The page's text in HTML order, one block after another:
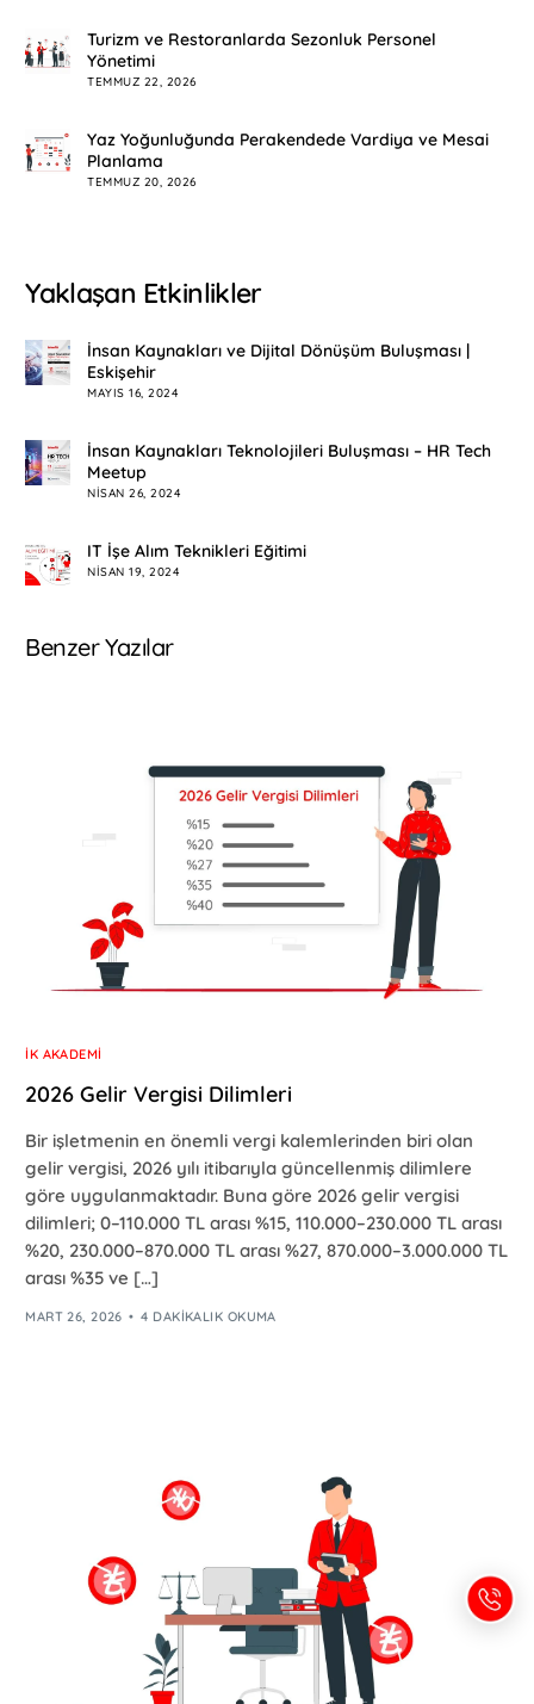
Turizm ve Restoranlarda Sezonluk Personel
Yönetimi
TEMMUZ 22, 2026
Yaz Yoğunluğunda Perakendede Vardiya ve Mesai
Planlama
TEMMUZ 20, 2026
Yaklaşan Etkinlikler
İnsan Kaynakları ve Dijital Dönüşüm Buluşması |
Eskişehir
MAYIS 16, 2024
İnsan Kaynakları Teknolojileri Buluşması – HR Tech
Meetup
NISAN 26, 2024
IT İşe Alım Teknikleri Eğitimi
NISAN 19, 2024
Benzer Yazılar
İK AKADEMI
2026 Gelir Vergisi Dilimleri
Bir işletmenin en önemli vergi kalemlerinden biri olan
gelir vergisi, 2026 yılı itibarıyla güncellenmiş dilimlere
göre uygulanmaktadır. Buna göre 2026 gelir vergisi
dilimleri; 0–110.000 TL arası %15, 110.000–230.000 TL arası
%20, 230.000–870.000 TL arası %27, 870.000–3.000.000 TL
arası %35 ve […]
MART 26, 2026 4 DAKIKALIK OKUMA